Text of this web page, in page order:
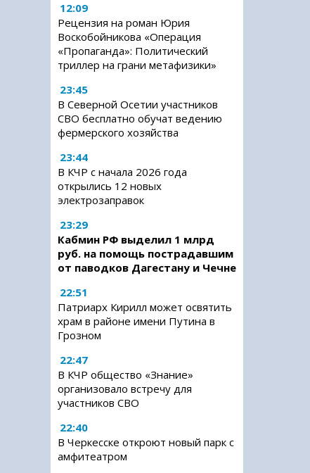
12:09
Рецензия на роман Юрия
Воскобойникова «Операция
«Пропаганда»: Политический
триллер на грани метафизики»
23:45
В Северной Осетии участников
СВО бесплатно обучат ведению
фермерского хозяйства
23:44
В КЧР с начала 2026 года
открылись 12 новых
электрозаправок
23:29
Кабмин РФ выделил 1 млрд
руб. на помощь пострадавшим
от паводков Дагестану и Чечне
22:51
Патриарх Кирилл может освятить
храм в районе имени Путина в
Грозном
22:47
В КЧР общество «Знание»
организовало встречу для
участников СВО
22:40
В Черкесске откроют новый парк с
амфитеатром